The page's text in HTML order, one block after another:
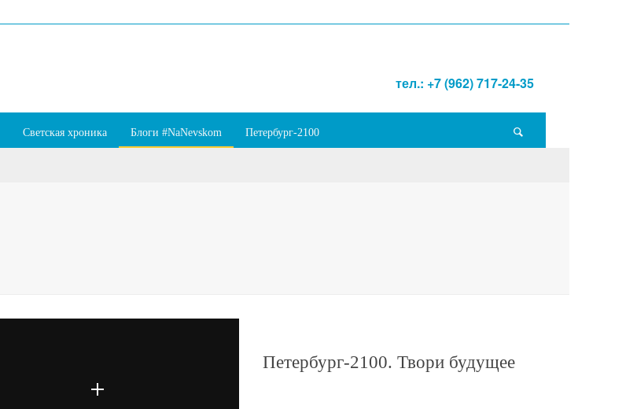
тел.: +7 (962) 717-24-35
Светская хроника Блоги #NaNevskom Петербург-2100
Петербург-2100. Твори будущее